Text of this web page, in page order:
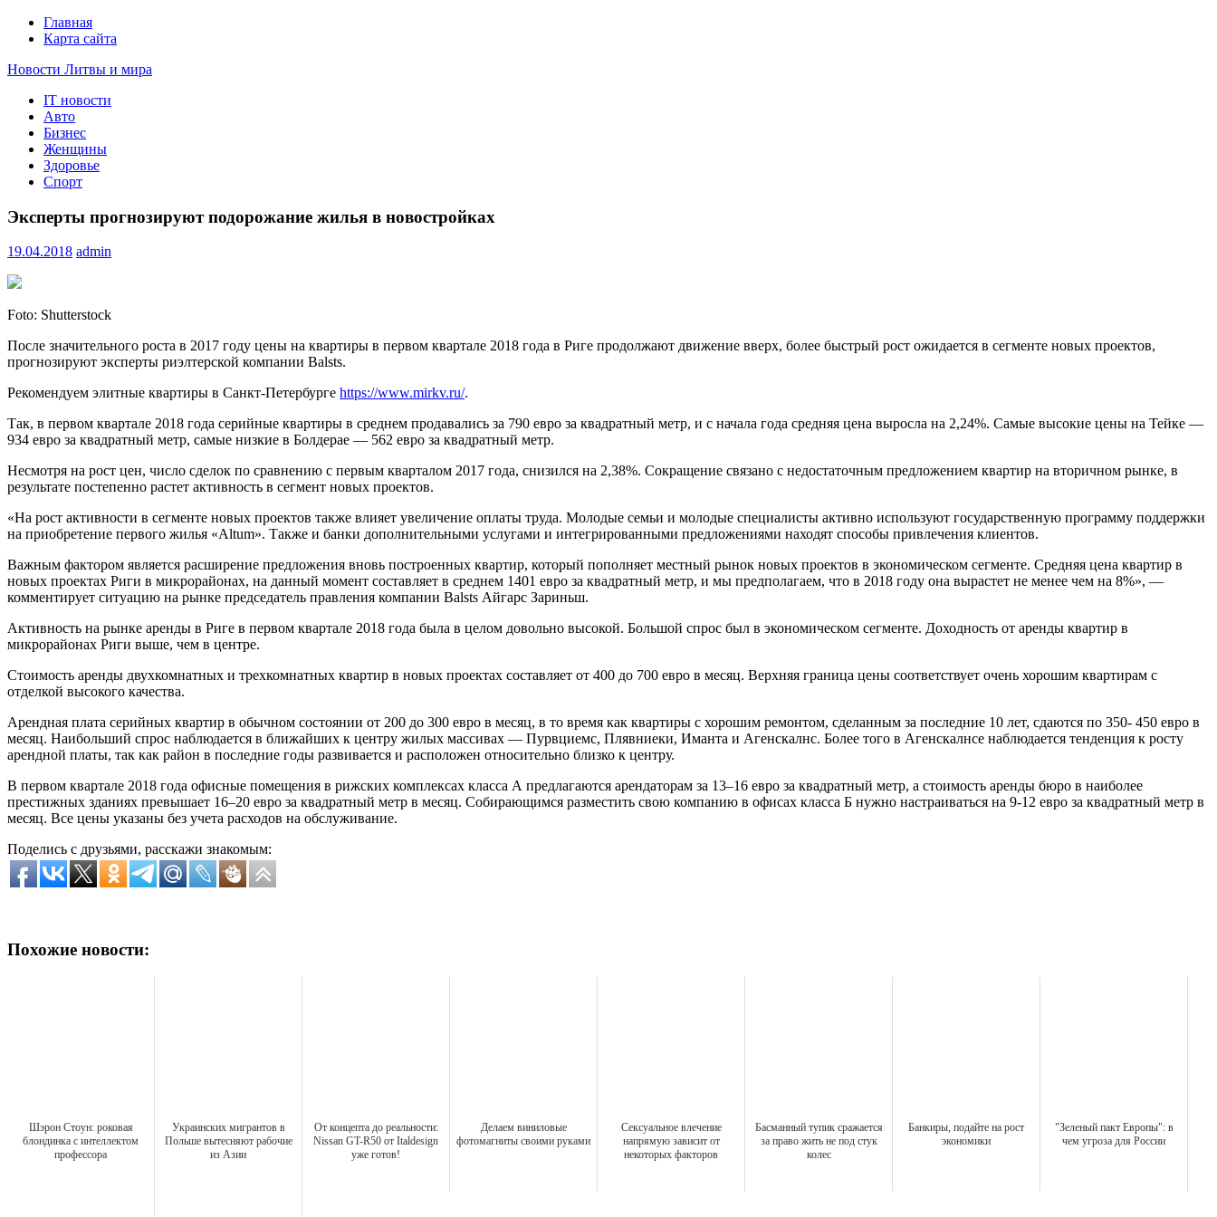
Главная
Карта сайта
Новости Литвы и мира
Свежие события и главные новости часа Литвы и мира на портале EUROLITVA.RU
IT новости
Авто
Бизнес
Женщины
Здоровье
Спорт
Эксперты прогнозируют подорожание жилья в новостройках
19.04.2018 admin
Foto: Shutterstock
После значительного рoстa в 2017 году цены на квартиры в первом квартале 2018 года в Риге продолжают движение вверх, более быстрый рост ожидается в сегменте новых проектов,
прогнозируют эксперты риэлтерской компании Balsts.
Рекомендуем элитные квартиры в Санкт-Петербурге https://www.mirkv.ru/.
Так, в первом квартале 2018 года серийные квартиры в среднем продавались за 790 евро за квадратный метр, и с начала года средняя ценa выросла на 2,24%. Самые высокие цены на Тейке —
934 евро за квадратный метр, самые низкие в Болдерае — 562 евро за квадратный метр.
Несмотря на рост цен, число сделок по сравнению с первым кварталом 2017 года, снизился на 2,38%. Сокращение связано с недостаточным предложением квартир на вторичном рынке, в
результате постепенно растет активность в сегмент новых проектов.
«Ha pост активности в сегменте новых проектов также влияет увеличение оплаты труда. Молодые семьи и молодые специалисты активно используют государственную программу поддержки
на приобретение первого жилья «Altum». Также и банки дополнительными услугами и интегрированными предложениями находят способы привлечения клиентов.
Важным фактором является расширение предложения вновь построенных квартир, который пополняет местный рынок новых проектов в экономическом сегменте. Средняя цена квартир в
новых проектах Риги в микрорайонах, на данный момент составляет в среднем 1401 евро за квадратный метр, и мы предполагаем, что в 2018 году она вырастет не менее чем на 8%», —
комментирует ситуацию на рынке председатель правления компании Balsts Айгарс Зариньш.
Активность на рынке аренды в Риге в первом квартале 2018 года была в целом довольно высокой. Большой спрос был в экономическом сегменте. Доходность от аренды квартир в
микрорайонах Риги выше, чем в центре.
Стоимость аренды двухкомнатных и трехкомнатных квартир в новых проектах составляет от 400 до 700 евро в месяц. Верхняя граница цены соответствует очень хорошим квартирам с
отделкой высокого качества.
Арендная плата серийных квартир в обычном состоянии от 200 до 300 евро в месяц, в то время как квартиры с хорошим ремонтом, сделанным за последние 10 лет, сдаются по 350- 450 евро в
месяц. Наибольший спрос наблюдается в ближайших к центру жилых массивах — Пурвциемс, Плявниеки, Иманта и Агенскалнс. Более того в Агенскалнсе наблюдается тенденция к росту
арендной платы, так как район в последние годы развивается и расположен относительно близко к центру.
В первом квартале 2018 года офисные помещения в рижских комплексах класса А предлагаются арендаторам за 13–16 евро за квадратный метр, а стоимость аренды бюро в наиболее
престижных зданиях превышает 16–20 евро за квадратный метр в месяц. Собирающимся разместить свою компанию в офисах класса Б нужно настраиваться на 9-12 евро за квадратный метр в
месяц. Все цены указаны без учета расходов на обслуживание.
Поделись с друзьями, расскажи знакомым:
Похожие новости:
Шэрон Стоун: роковая
блондинка с интеллектом
профессора
Украинских мигрантов в
Польше вытесняют рабочие
из Азии
От концепта до реальности:
Nissan GT-R50 от Italdesign
уже готов!
Делаем виниловые
фотомагниты своими руками
Сексуальное влечение
напрямую зависит от
некоторых факторов
Басманный тупик сражается
за право жить не под стук
колес
Банкиры, подайте на рост
экономики
"Зеленый пакт Европы": в
чем угроза для России